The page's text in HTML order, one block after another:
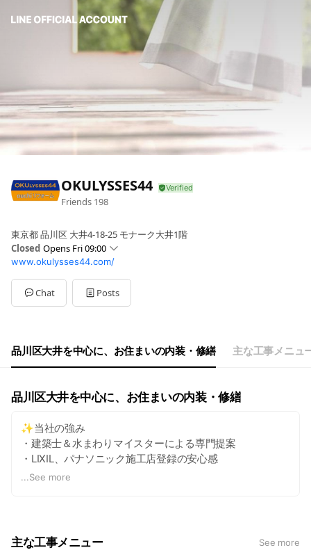
OKULYSSES44
Friends 198
東京都 品川区 大井4-18-25 モナーク大井1階
Closed Opens Fri 09:00
SunClosed
Mon09:00 - 17:00
Tue09:00 - 17:00
Wed09:00 - 17:00
SatClosed
www.okulysses44.com/
Chat Posts
品川区大井を中心に、お住まいの内装・修繕 主な工事メニュ
品川区大井を中心に、お住まいの内装・修繕
✨当社の強み
・建築士＆水まわりマイスターによる専門提案
・LIXIL、パナソニック施工店登録の安心感
・明朗見積もりと誠実な対応
電気・塗装工事／原状回復 など
...See more
主な工事メニュー See more